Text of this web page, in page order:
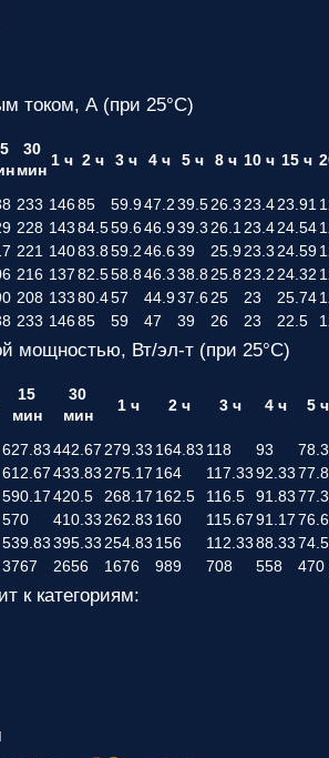
током, А (при 25°С)
30
мин
1 ч 2 ч 3 ч 4 ч 5 ч 8 ч 10 ч 15 ч
233 14685 59.947.239.526.3 23.423.91
228 14384.559.646.939.3 26.1 23.424.54
221 14083.859.246.639 25.923.3 24.59
216 13782.558.846.338.8 25.8 23.2 24.32
208 13380.457 44.937.625 23 25.74
233 14685 59 47 39 26 23 22.5
мощностью, Вт/эл-т (при 25°С)
15
мин
30
мин
1 ч 2 ч 3 ч 4 ч 5 ч
627.83442.67 279.33 164.83 118 93
612.67433.83 275.17 164 117.3392.33
590.17420.5 268.17 162.5 116.5 91.83
570 410.33 262.83 160 115.6791.17
539.83395.33 254.83 156 112.3388.3374.5
3767 2656 1676 989 708 558 470
к категориям: